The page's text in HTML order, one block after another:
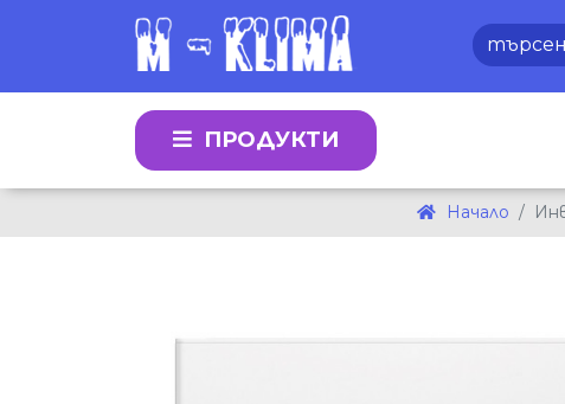
ПРОДУКТИ
Начало